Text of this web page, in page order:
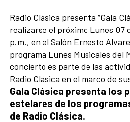
Radio Clásica presenta “Gala
realizarse el próximo Lunes 07
p.m., en el Salón Ernesto
programa Lunes Musicales del
concierto es parte de las
Radio Clásica en el marco de
Gala Clásica presenta los
estelares de los
de Radio Clásica.